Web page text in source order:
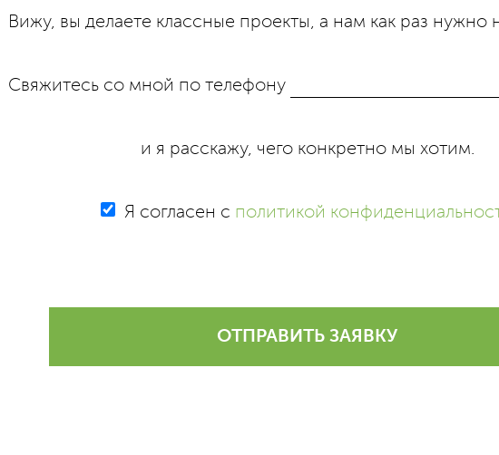
Вижу, вы делаете классные проекты, а нам как раз нужно
Свяжитесь со мной по телефону
и я расскажу, чего конкретно мы хотим.
Я согласен с политикой
ОТПРАВИТЬ ЗАЯВКУ